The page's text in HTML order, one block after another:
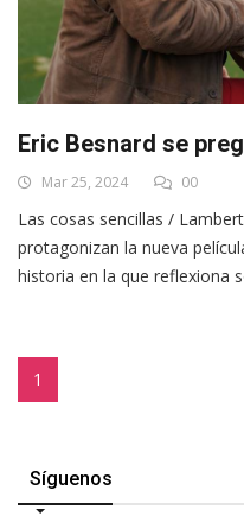
Eric Besnard se
Mar 25, 2024 00
Las cosas sencillas /
protagonizan la nueva
historia en la que reflexiona
1
Síguenos